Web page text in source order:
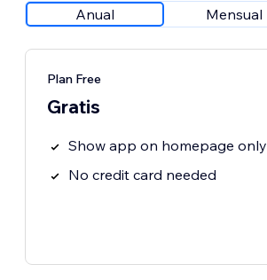
Anual Mensual
Plan Free
Gratis
Show app on homepage only
No credit card needed